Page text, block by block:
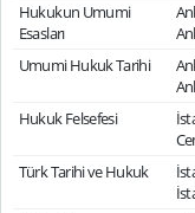
Hukukun Umumi
Esasları
Umumi Hukuk Tarihi
Hukuk Felsefesi
Türk Tarihi ve Hukuk